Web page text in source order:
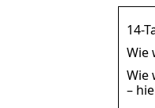
14-
Wie
Wie
–